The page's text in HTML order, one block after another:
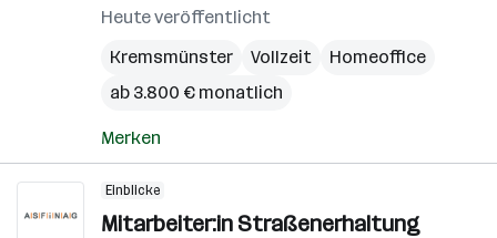
Heute veröffentlicht
Kremsmünster
Vollzeit
Homeoffice
ab 3.800 € monatlich
Merken
Einblicke
Mitarbeiter:in Straßenerhaltung